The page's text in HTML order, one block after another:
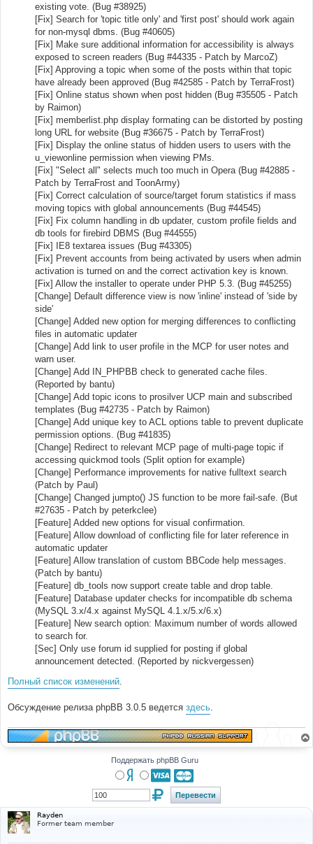
existing vote. (Bug #38925)
[Fix] Search for 'topic title only' and 'first post' should work again
for non-mysql dbms. (Bug #40605)
[Fix] Make sure additional information for accessibility is always
exposed to screen readers (Bug #44335 - Patch by MarcoZ)
[Fix] Approving a topic when some of the posts within that topic
have already been approved (Bug #42585 - Patch by TerraFrost)
[Fix] Online status shown when post hidden (Bug #35505 - Patch
by Raimon)
[Fix] memberlist.php display formating can be distorted by posting
long URL for website (Bug #36675 - Patch by TerraFrost)
[Fix] Display the online status of hidden users to users with the
u_viewonline permission when viewing PMs.
[Fix] "Select all" selects much too much in Opera (Bug #42885 -
Patch by TerraFrost and ToonArmy)
[Fix] Correct calculation of source/target forum statistics if mass
moving topics with global announcements (Bug #44545)
[Fix] Fix column handling in db updater, custom profile fields and
db tools for firebird DBMS (Bug #44555)
[Fix] IE8 textarea issues (Bug #43305)
[Fix] Prevent accounts from being activated by users when admin
activation is turned on and the correct activation key is known.
[Fix] Allow the installer to operate under PHP 5.3. (Bug #45255)
[Change] Default difference view is now 'inline' instead of 'side by
side'
[Change] Added new option for merging differences to conflicting
files in automatic updater
[Change] Add link to user profile in the MCP for user notes and
warn user.
[Change] Add IN_PHPBB check to generated cache files.
(Reported by bantu)
[Change] Add topic icons to prosilver UCP main and subscribed
templates (Bug #42735 - Patch by Raimon)
[Change] Add unique key to ACL options table to prevent duplicate
permission options. (Bug #41835)
[Change] Redirect to relevant MCP page of multi-page topic if
accessing quickmod tools (Split option for example)
[Change] Performance improvements for native fulltext search
(Patch by Paul)
[Change] Changed jumpto() JS function to be more fail-safe. (But
#27635 - Patch by peterkclee)
[Feature] Added new options for visual confirmation.
[Feature] Allow download of conflicting file for later reference in
automatic updater
[Feature] Allow translation of custom BBCode help messages.
(Patch by bantu)
[Feature] db_tools now support create table and drop table.
[Feature] Database updater checks for incompatible db schema
(MySQL 3.x/4.x against MySQL 4.1.x/5.x/6.x)
[Feature] New search option: Maximum number of words allowed
to search for.
[Sec] Only use forum id supplied for posting if global
announcement detected. (Reported by nickvergessen)
Полный список изменений.
Обсуждение релиза phpBB 3.0.5 ведется здесь.
Поддержать phpBB Guru
Rayden
Former team member